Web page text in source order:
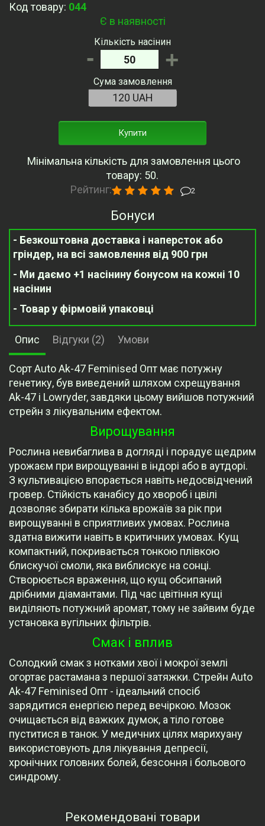
Код товару: 044
Є в наявності
Кількість насінин
- +
Сума замовлення
Купити
Мінімальна кількість для замовлення цього
товару: 50.
Рейтинг:
2
Бонуси
- Безкоштовна доставка і наперсток або
гріндер, на всі замовлення від 900 грн
- Ми даємо +1 насінину бонусом на кожні 10
насінин
- Товар у фірмовій упаковці
Опис Відгуки (2) Умови
Сорт Auto Ak-47 Feminised Опт має потужну
генетику, був виведений шляхом схрещування
Ak-47 і Lowryder, завдяки цьому вийшов потужний
стрейн з лікувальним ефектом.
Вирощування
Рослина невибаглива в догляді і порадує щедрим
урожаєм при вирощуванні в індорі або в аутдорі.
З культивацією впорається навіть недосвідчений
гровер. Стійкість канабісу до хвороб і цвілі
дозволяє збирати кілька врожаїв за рік при
вирощуванні в сприятливих умовах. Рослина
здатна вижити навіть в критичних умовах. Кущ
компактний, покривається тонкою плівкою
блискучої смоли, яка виблискує на сонці.
Створюється враження, що кущ обсипаний
дрібними діамантами. Під час цвітіння кущі
виділяють потужний аромат, тому не зайвим буде
установка вугільних фільтрів.
Смак і вплив
Солодкий смак з нотками хвої і мокрої землі
огортає растамана з першої затяжки. Стрейн Auto
Ak-47 Feminised Опт - ідеальний спосіб
зарядитися енергією перед вечіркою. Мозок
очищається від важких думок, а тіло готове
пуститися в танок. У медичних цілях марихуану
використовують для лікування депресії,
хронічних головних болей, безсоння і больового
синдрому.
Рекомендовані товари